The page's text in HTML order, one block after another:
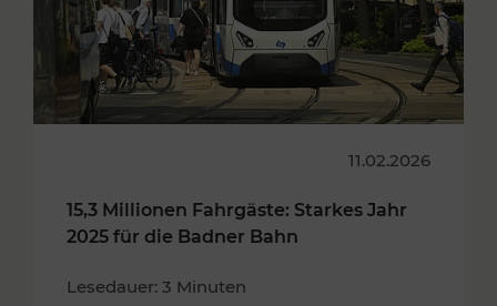
11.02.2026
15,3 Millionen Fahrgäste: Starkes Jahr
2025 für die Badner Bahn
Lesedauer: 3 Minuten